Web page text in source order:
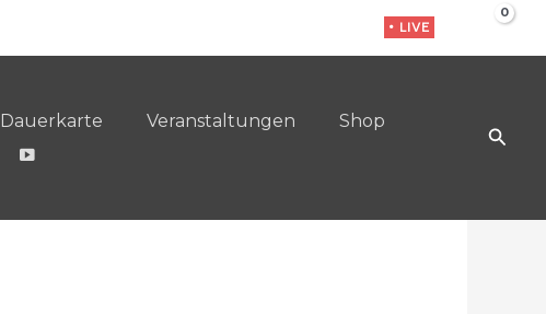
• LIVE
Dauerkarte Veranstaltungen
Shop